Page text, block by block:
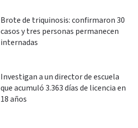
Brote de triquinosis: confirmaron 30
casos y tres personas permanecen
internadas
Investigan a un director de escuela
que acumuló 3.363 días de licencia en
18 años